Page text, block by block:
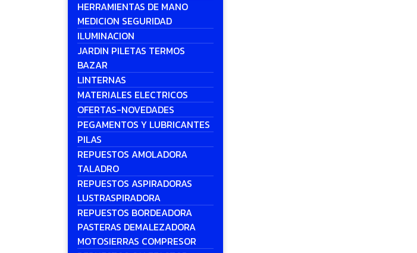
HERRAMIENTAS DE MANO
MEDICION SEGURIDAD
ILUMINACION
JARDIN PILETAS TERMOS
BAZAR
LINTERNAS
MATERIALES ELECTRICOS
OFERTAS-NOVEDADES
PEGAMENTOS Y LUBRICANTES
PILAS
REPUESTOS AMOLADORA
TALADRO
REPUESTOS ASPIRADORAS
LUSTRASPIRADORA
REPUESTOS BORDEADORA
PASTERAS DEMALEZADORA
MOTOSIERRAS COMPRESOR